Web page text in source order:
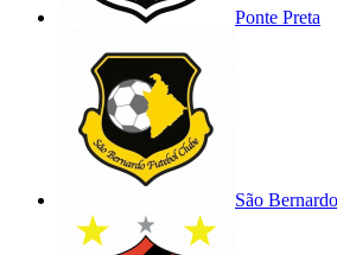
Ponte Preta
São Bernardo